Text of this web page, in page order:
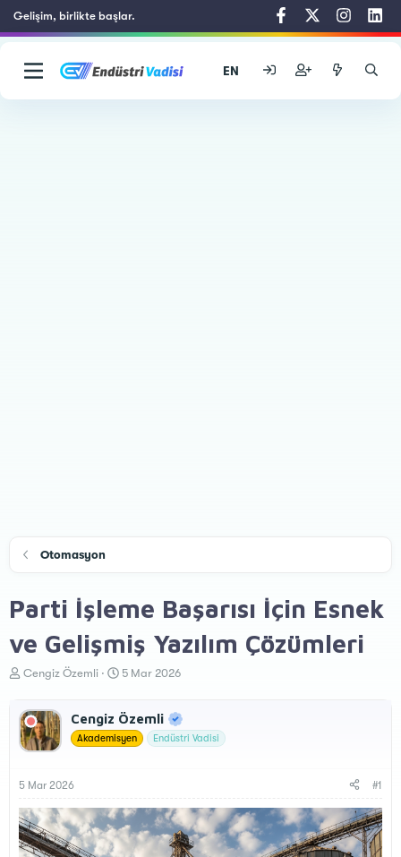
Gelişim, birlikte başlar.
EN
Otomasyon
Parti İşleme Başarısı İçin Esnek
ve Gelişmiş Yazılım Çözümleri
K
u
y
u
a
l
a
t
Cengiz Özemli
B
l
a
t
a
5 Mar 2026
Cengiz Özemli
Akademisyen Endüstri Vadisi
5 Mar 2026 #1